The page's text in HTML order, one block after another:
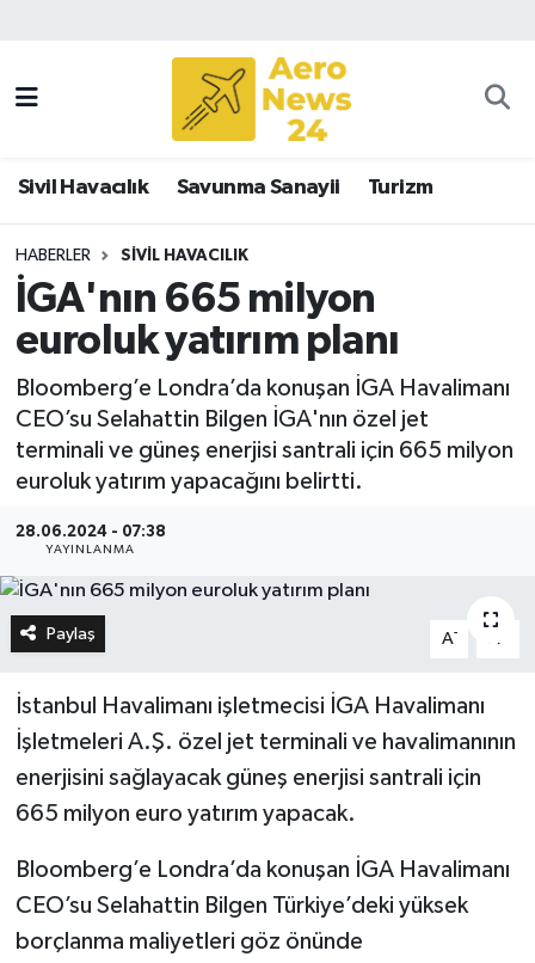
Sivil Havacılık Savunma Sanayii Turizm
HABERLER SIVIL HAVACILIK
İGA'nın 665 milyon
euroluk yatırım planı
Bloomberg’e Londra’da konuşan İGA Havalimanı
CEO’su Selahattin Bilgen İGA'nın özel jet
terminali ve güneş enerjisi santrali için 665 milyon
euroluk yatırım yapacağını belirtti.
28.06.2024 - 07:38
YAYINLANMA
Paylaş A-
İstanbul Havalimanı işletmecisi İGA Havalimanı
İşletmeleri A.Ş. özel jet terminali ve havalimanının
enerjisini sağlayacak güneş enerjisi santrali için
665 milyon euro yatırım yapacak.
Bloomberg’e Londra’da konuşan İGA Havalimanı
CEO’su Selahattin Bilgen Türkiye’deki yüksek
borçlanma maliyetleri göz önünde